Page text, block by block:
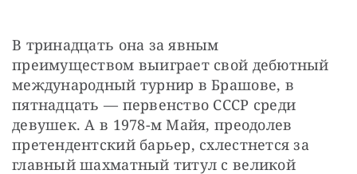
В тринадцать она за явным
преимуществом выиграет свой дебютный
международный турнир в Брашове, в
пятнадцать — первенство СССР среди
девушек. А в 1978-м Майя, преодолев
претендентский барьер, схлестнется за
главный шахматный титул с великой